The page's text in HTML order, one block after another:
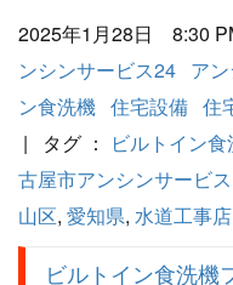
2025年1月28日 8:30
ンシンサービス24 ア
ン食洗機 住宅設備 住
| タグ ：
ビルトイン
古屋市アンシンサービ
山区, 愛知県, 水道工事店
ビルトイン食洗機